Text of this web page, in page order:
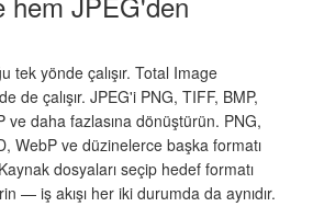
tek yönde çalışır. Total Image
de çalışır. JPEG'i PNG, TIFF, BMP,
ve daha fazlasına dönüştürün. PNG,
WebP ve düzinelerce başka formatı
dosyaları seçip hedef formatı
— iş akışı her iki durumda da aynıdır.